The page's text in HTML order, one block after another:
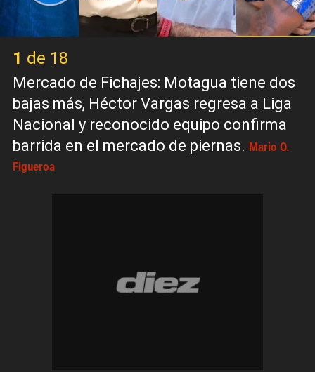
1 de 18
Mercado de Fichajes: Motagua tiene dos
bajas más, Héctor Vargas regresa a Liga
Nacional y reconocido equipo confirma
barrida en el mercado de piernas. Mario O.
Figueroa